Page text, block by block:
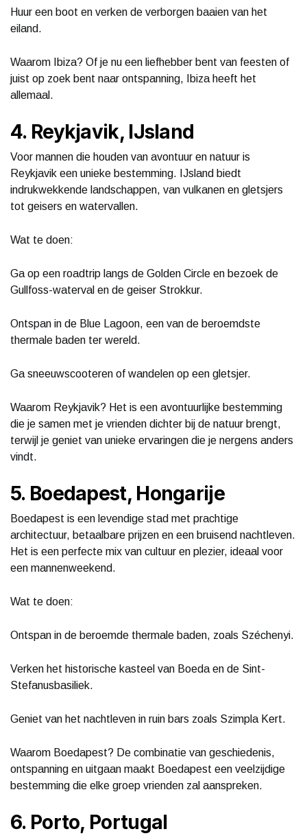
Huur een boot en verken de verborgen baaien van het
eiland.
Waarom Ibiza? Of je nu een liefhebber bent van feesten of
juist op zoek bent naar ontspanning, Ibiza heeft het
allemaal.
4. Reykjavik, IJsland
Voor mannen die houden van avontuur en natuur is
Reykjavik een unieke bestemming. IJsland biedt
indrukwekkende landschappen, van vulkanen en gletsjers
tot geisers en watervallen.
Wat te doen:
Ga op een roadtrip langs de Golden Circle en bezoek de
Gullfoss-waterval en de geiser Strokkur.
Ontspan in de Blue Lagoon, een van de beroemdste
thermale baden ter wereld.
Ga sneeuwscooteren of wandelen op een gletsjer.
Waarom Reykjavik? Het is een avontuurlijke bestemming
die je samen met je vrienden dichter bij de natuur brengt,
terwijl je geniet van unieke ervaringen die je nergens anders
vindt.
5. Boedapest, Hongarije
Boedapest is een levendige stad met prachtige
architectuur, betaalbare prijzen en een bruisend nachtleven.
Het is een perfecte mix van cultuur en plezier, ideaal voor
een mannenweekend.
Wat te doen:
Ontspan in de beroemde thermale baden, zoals Széchenyi.
Verken het historische kasteel van Boeda en de Sint-
Stefanusbasiliek.
Geniet van het nachtleven in ruin bars zoals Szimpla Kert.
Waarom Boedapest? De combinatie van geschiedenis,
ontspanning en uitgaan maakt Boedapest een veelzijdige
bestemming die elke groep vrienden zal aanspreken.
6. Porto, Portugal